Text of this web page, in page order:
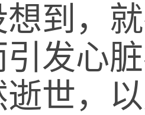
想到，
引发心
逝世，